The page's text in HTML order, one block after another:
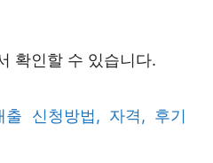
확인할 수 있습니다.
출 신청방법, 자격, 후기